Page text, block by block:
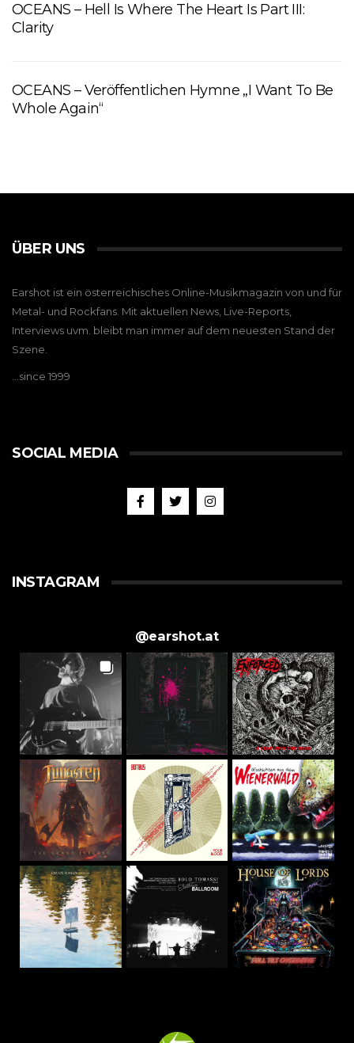
OCEANS – Hell Is Where The Heart Is Part III:
Clarity
OCEANS – Veröffentlichen Hymne „I Want To Be
Whole Again“
ÜBER UNS
Earshot ist ein österreichisches Online-Musikmagazin von und für
Metal- und Rockfans. Mit aktuellen News, Live-Reports,
Interviews uvm. bleibt man immer auf dem neuesten Stand der
Szene.
…since 1999
SOCIAL MEDIA
INSTAGRAM
@earshot.at